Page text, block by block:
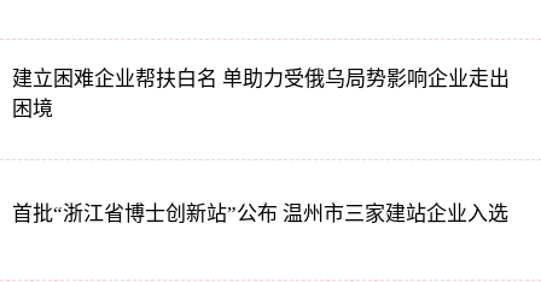
建立困难企业帮扶白名 单助力受俄乌局势影响企业走出
困境
首批“浙江省博士创新站”公布 温州市三家建站企业入选